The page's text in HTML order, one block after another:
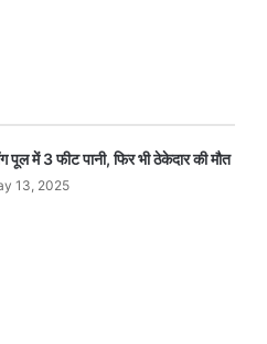
पूल में 3 फीट पानी, फिर भी ठेकेदार की मौत
13, 2025